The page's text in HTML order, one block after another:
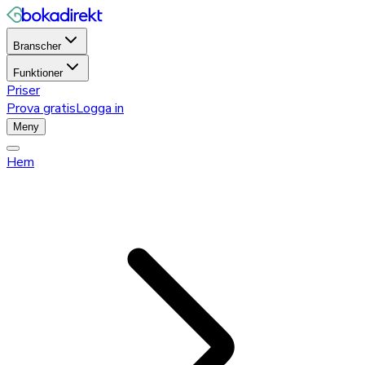
Branscher
Funktioner
Priser
Prova gratisLogga in
Meny
Hem